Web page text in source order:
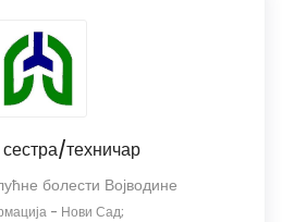
техничар
болести Војводине
- Нови Сад;